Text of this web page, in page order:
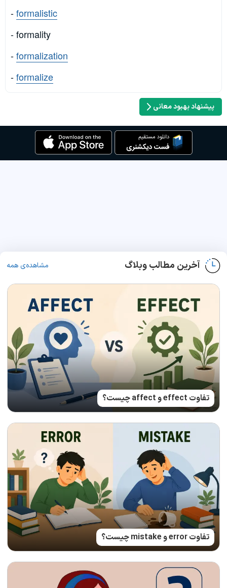
-formalistic
- formality
-formalization
-formalize
پیشنهاد بهبود معانی
آخرین مطالب وبلاگ مشاهده‌ی همه
تفاوت effect و affect چیست؟
تفاوت error و mistake چیست؟